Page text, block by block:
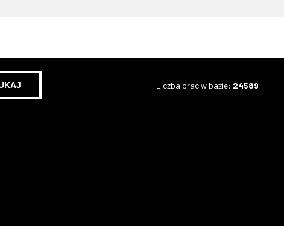
Liczba prac w bazie: 24589